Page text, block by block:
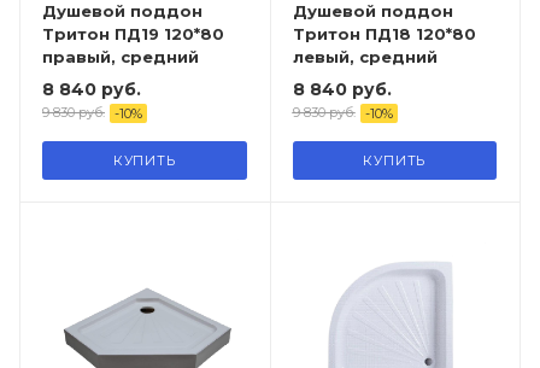
Душевой поддон
Тритон ПД19 120*80
правый, средний
8 840 руб.
9 830руб. -10%
КУПИТЬ
Душевой поддон
Тритон ПД18 120*80
левый, средний
8 840руб.
9 830руб. -10%
КУПИТЬ